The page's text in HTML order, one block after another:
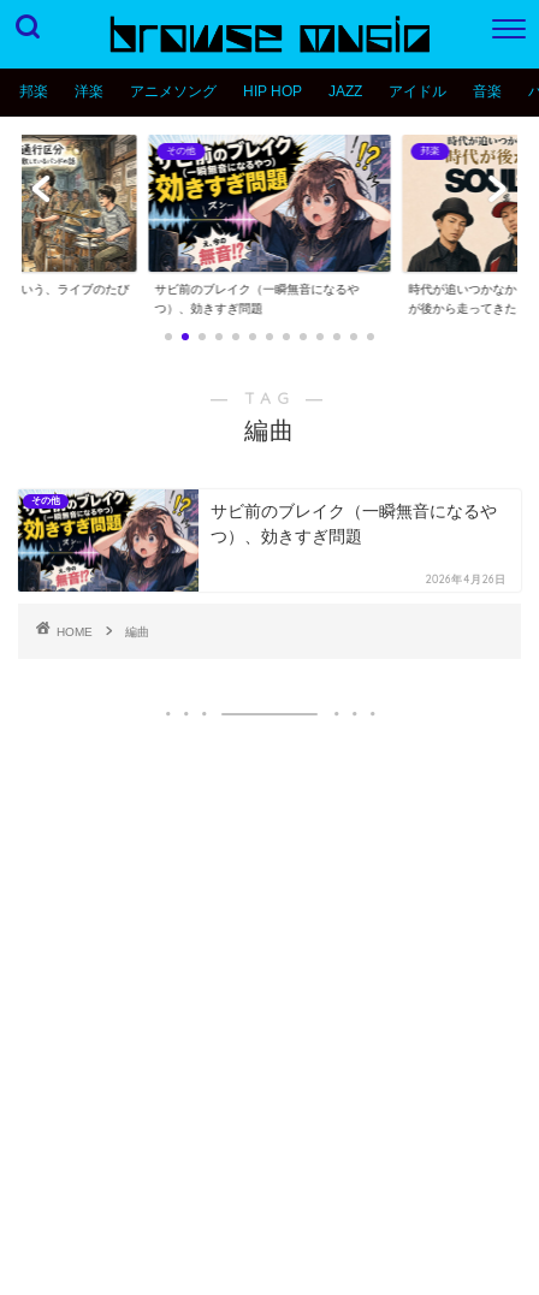
邦楽 洋楽 アニメソング HIP HOP JAZZ アイドル 音楽
という、ライブのたび
その他
サビ前のブレイク（一瞬無音になるや
つ）、効きすぎ問題
邦楽
時代が追いつかなかっ
が後から走ってきた...
― TAG ―
編曲
その他
サビ前のブレイク（一瞬無音になるや
つ）、効きすぎ問題
2026年4月26日
HOME 編曲